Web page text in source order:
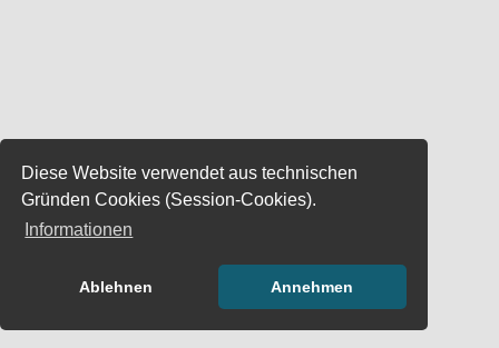
Diese Website verwendet aus technischen
Gründen Cookies (Session-Cookies).
Informationen
Ablehnen Annehmen